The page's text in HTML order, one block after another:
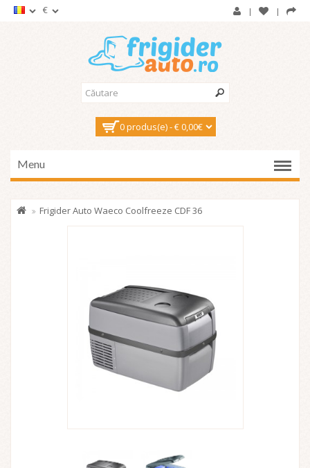
€
0 produs(e) - € 0,00€
Menu
Frigider Auto Waeco Coolfreeze CDF 36